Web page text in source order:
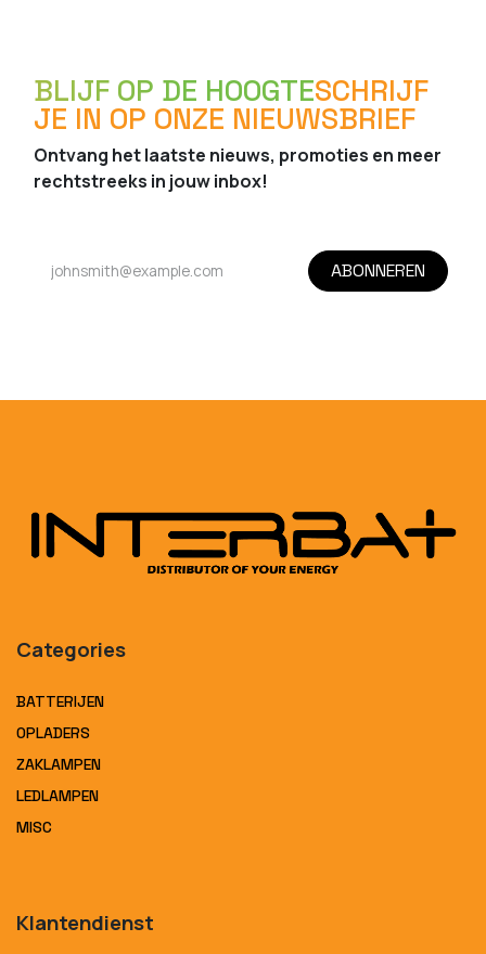
BLIJF OP DE HOOGTESCHRIJF
JE IN OP ONZE NIEUWSBRIEF
Ontvang het laatste nieuws, promoties en meer
rechtstreeks in jouw inbox!
ABONNEREN
Categories
BATTERIJEN
OPLADERS
ZAKLAMPEN
LEDLAMPEN
MISC
Klantendienst